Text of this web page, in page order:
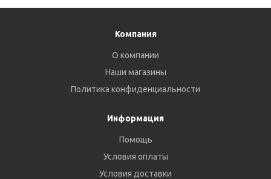
Компания
О компании
Наши магазины
Политика конфиденциальности
Информация
Помощь
Условия оплаты
Условия доставки